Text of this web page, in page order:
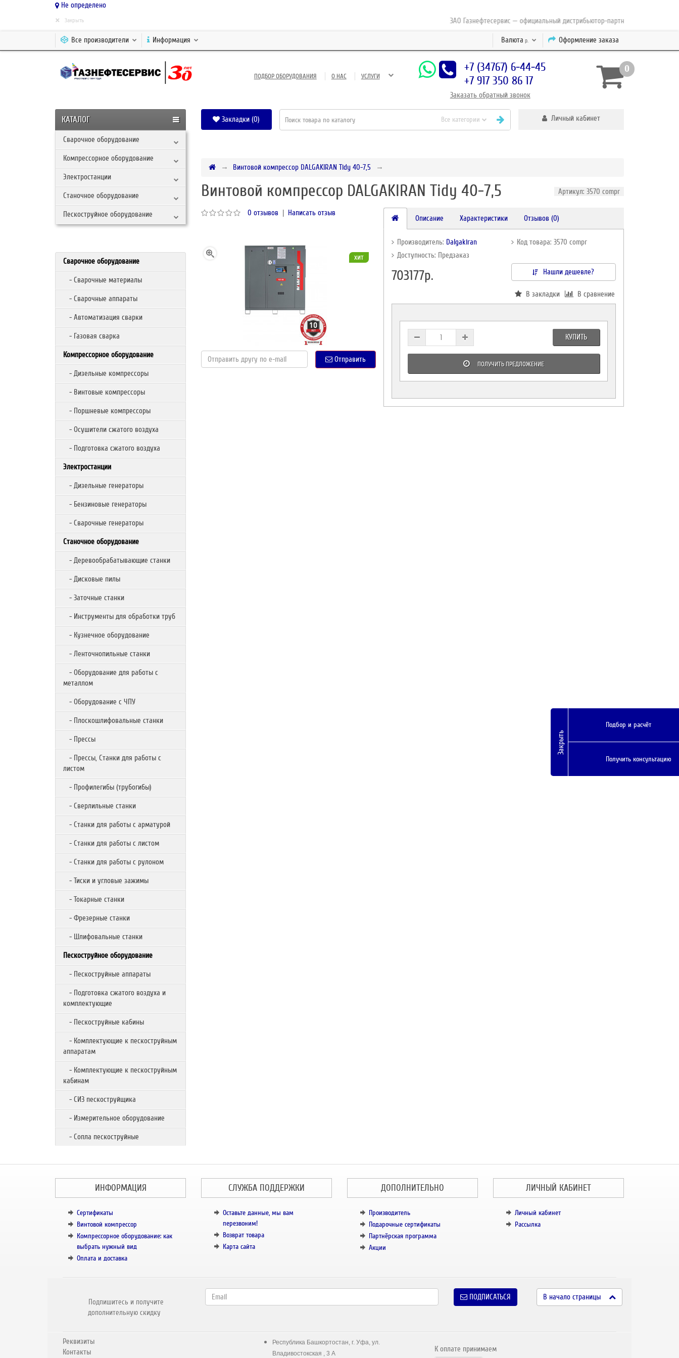
Не определено
ЗАО Газнефтесервис — официальный дистрибьютор-партнер концерна ESAB с
× Закрыть
Оформление заказа
Валюта р.
Все производители Информация
ПОДБОР ОБОРУДОВАНИЯ О НАС УСЛУГИ
+7 (34767) 6-44-45
+7 917 350 86 17
Заказать обратный звонок
0
КАТАЛОГ
Сварочное оборудование
Компрессорное оборудование
Электростанции
Станочное оборудование
Пескоструйное оборудование
Закладки (0) Все категории Личный кабинет
Сварочное оборудование
- Сварочные материалы
- Сварочные аппараты
- Автоматизация сварки
- Газовая сварка
Компрессорное оборудование
- Дизельные компрессоры
- Винтовые компрессоры
- Поршневые компрессоры
- Осушители сжатого воздуха
- Подготовка сжатого воздуха
Электростанции
- Дизельные генераторы
- Бензиновые генераторы
- Сварочные генераторы
Станочное оборудование
- Деревообрабатывающие станки
- Дисковые пилы
- Заточные станки
- Инструменты для обработки труб
- Кузнечное оборудование
- Ленточнопильные станки
- Оборудование для работы с
металлом
- Оборудование с ЧПУ
- Плоскошлифовальные станки
- Прессы
- Прессы, Станки для работы с
листом
- Профилегибы (трубогибы)
- Сверлильные станки
- Станки для работы с арматурой
- Станки для работы с листом
- Станки для работы с рулоном
- Тиски и угловые зажимы
- Токарные станки
- Фрезерные станки
- Шлифовальные станки
Пескоструйное оборудование
- Пескоструйные аппараты
- Подготовка сжатого воздуха и
комплектующие
- Пескоструйные кабины
- Комплектующие к пескоструйным
аппаратам
- Комплектующие к пескоструйным
кабинам
- СИЗ пескоструйщика
- Измерительное оборудование
- Сопла пескоструйные
Винтовой компрессор DALGAKIRAN Tidy 40-7,5
Винтовой компрессор DALGAKIRAN Tidy 40-7,5 Артикул: 3570 compr
0 отзывов | Написать отзыв
хит
Отправить
Описание Характеристики Отзывов (0)
Производитель: Dalgakiran
Код товара: 3570 compr
Доступность: Предзаказ
703177р. Нашли дешевле?
В закладки В сравнение
КУПИТЬ
ПОЛУЧИТЬ ПРЕДЛОЖЕНИЕ
ИНФОРМАЦИЯ
Сертификаты
Винтовой компрессор
Компрессорное оборудование: как
выбрать нужный вид
Оплата и доставка
СЛУЖБА ПОДДЕРЖКИ
Оставьте данные, мы вам
перезвоним!
Возврат товара
Карта сайта
ДОПОЛНИТЕЛЬНО
Производитель
Подарочные сертификаты
Партнёрская программа
Акции
ЛИЧНЫЙ КАБИНЕТ
Личный кабинет
Рассылка
Подпишитесь и получите
дополнительную скидку
ПОДПИСАТЬСЯ В начало страницы
Реквизиты
Контакты
Республика Башкортостан, г. Уфа, ул.
Владивостокская , 3 А
К оплате принимаем
Закрыть
Подбор и расчёт
Получить консультацию